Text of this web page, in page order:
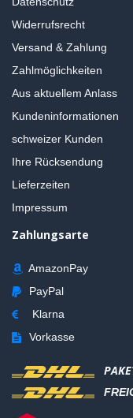
Widerrufsrecht
Versand & Zahlung
Zahlmöglichkeiten
Aus aktuellem Anlass
Kundeninformationen
schweizer Kunden
Ihre Rücksendung
Lieferzeiten
Impressum
Zahlungsarte
AmazonPay
PayPal
Klarna
Vorkasse